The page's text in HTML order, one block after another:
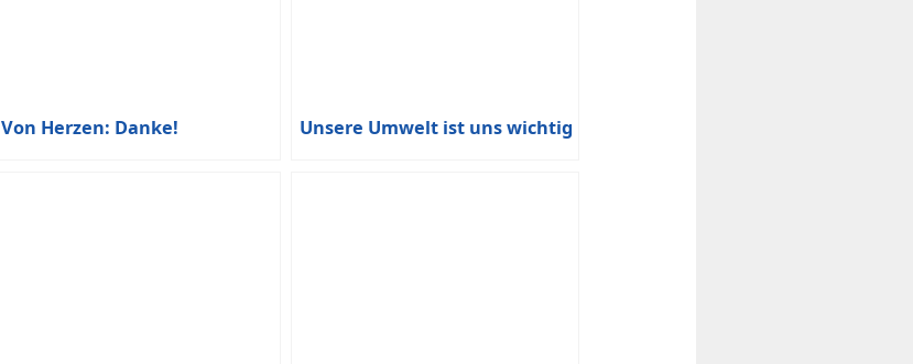
Von Herzen: Danke! Unsere Umwelt ist uns wichtig